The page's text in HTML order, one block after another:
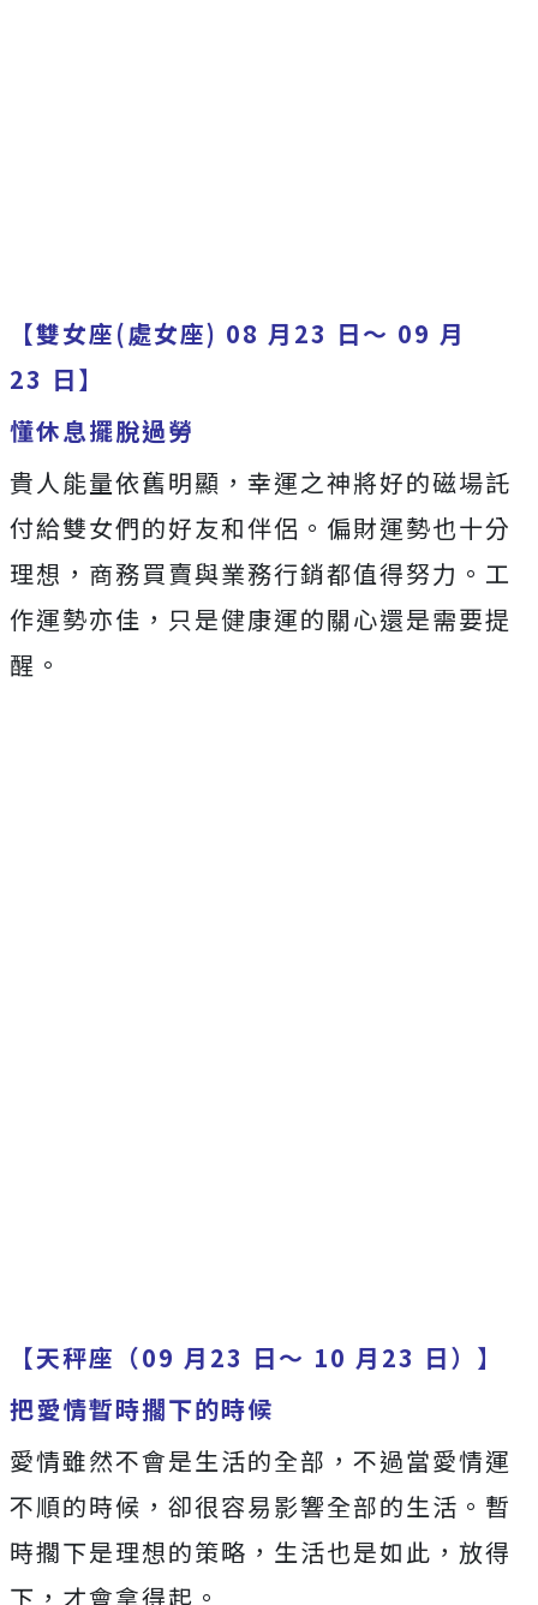
【雙女座(處女座) 08 月23 日～ 09 月
23 日】
懂休息擺脫過勞
貴人能量依舊明顯，幸運之神將好的磁場託
付給雙女們的好友和伴侶。偏財運勢也十分
理想，商務買賣與業務行銷都值得努力。工
作運勢亦佳，只是健康運的關心還是需要提
醒。
【天秤座（09 月23 日～ 10 月23 日）】
把愛情暫時擱下的時候
愛情雖然不會是生活的全部，不過當愛情運
不順的時候，卻很容易影響全部的生活。暫
時擱下是理想的策略，生活也是如此，放得
下，才會拿得起。